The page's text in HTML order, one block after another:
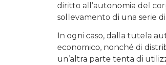
diritto all’autonomia del
sollevamento di una serie
In ogni caso, dalla tutela
economico, nonché di
un’altra parte tenta di